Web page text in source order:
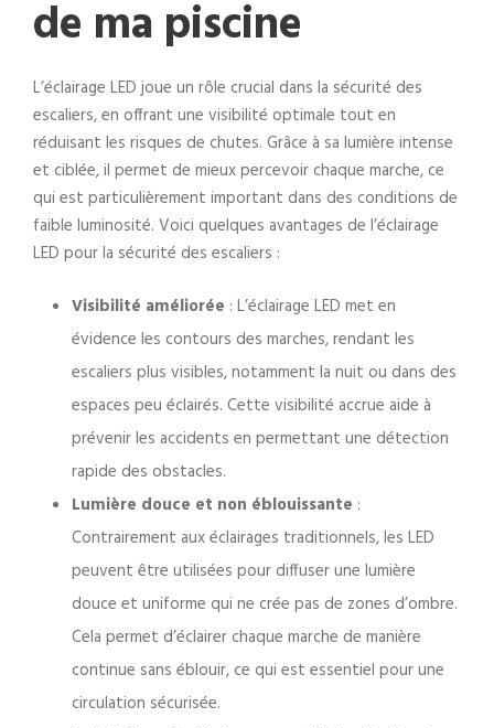
de ma piscine
L’éclairage LED joue un rôle crucial dans la sécurité des
escaliers, en offrant une visibilité optimale tout en
réduisant les risques de chutes. Grâce à sa lumière intense
et ciblée, il permet de mieux percevoir chaque marche, ce
qui est particulièrement important dans des conditions de
faible luminosité. Voici quelques avantages de l’éclairage
LED pour la sécurité des escaliers :
Visibilité améliorée : L’éclairage LED met en
évidence les contours des marches, rendant les
escaliers plus visibles, notamment la nuit ou dans des
espaces peu éclairés. Cette visibilité accrue aide à
prévenir les accidents en permettant une détection
rapide des obstacles.
Lumière douce et non éblouissante :
Contrairement aux éclairages traditionnels, les LED
peuvent être utilisées pour diffuser une lumière
douce et uniforme qui ne crée pas de zones d’ombre.
Cela permet d’éclairer chaque marche de manière
continue sans éblouir, ce qui est essentiel pour une
circulation sécurisée.